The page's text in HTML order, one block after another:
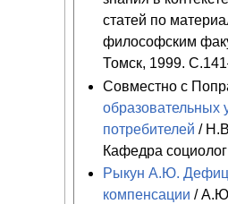
статей по
философским
Томск, 1999.
Совместно с
образовательных
потребителей /
Кафедра
Рыкун А.Ю.
компенсации /